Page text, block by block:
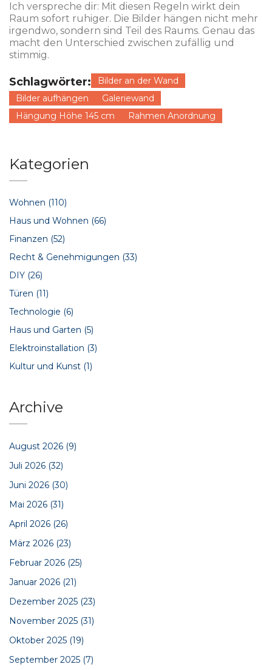
Ich verspreche dir: Mit diesen Regeln wirkt dein
Raum sofort ruhiger. Die Bilder hängen nicht mehr
irgendwo, sondern sind Teil des Raums. Genau das
macht den Unterschied zwischen zufällig und
stimmig.
Schlagwörter:
Bilder an der Wand
Bilder aufhängen
Galeriewand
Hängung Höhe 145 cm
Rahmen Anordnung
Kategorien
Wohnen (110)
Haus und Wohnen (66)
Finanzen (52)
Recht & Genehmigungen (33)
DIY (26)
Türen (11)
Technologie (6)
Haus und Garten (5)
Elektroinstallation (3)
Kultur und Kunst (1)
Archive
August 2026 (9)
Juli 2026 (32)
Juni 2026 (30)
Mai 2026 (31)
April 2026 (26)
März 2026 (23)
Februar 2026 (25)
Januar 2026 (21)
Dezember 2025 (23)
November 2025 (31)
Oktober 2025 (19)
September 2025 (7)